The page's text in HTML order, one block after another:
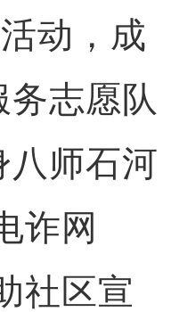
动，成
志愿队
八师石河
诈网
社区宣